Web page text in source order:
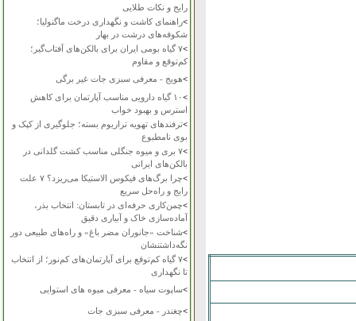
رایج و نکات طلایی
>راهنمای کاشت و نگهداری درخت ماگنولیا؛
شکوفه‌های درشت در بهار
>
۷ گیاه بومی ایران برای بالکن‌های آفتاب‌گیر؛
کم‌توقع و مقاوم
>هویج - معرفی سبزی جات غیر برگی
>
۱۰ گیاه دارویی مناسب آپارتمان برای کاهش
استرس و بهبود خواب
>ترفندهای تهویه تراریوم بسته؛ جلوگیری از کپک و
بوی نامطبوع
>
۷ بری و میوه جنگلی مناسب کشت گلدانی در
بالکن‌های ایرانی
>
چرا برگ‌های فیکوس الاستیکا می‌ریزد؟ ۷ علت
رایج و راه‌حل سریع
>چمن‌کاری حرفه‌ای در تابستان: انتخاب بذر،
آماده‌سازی خاک و آبیاری دقیق
>شناخت «جانوران مضر باغ» و راه‌های طبیعی دور
نگه‌داشتنشان
>
۷ گیاه کم‌توقع برای آپارتمان‌های کم‌نور؛ از انتخاب
تا نگهداری
>ساپوت سیاه - معرفی میوه های استوایی
>چغندر - معرفی سبزی جات